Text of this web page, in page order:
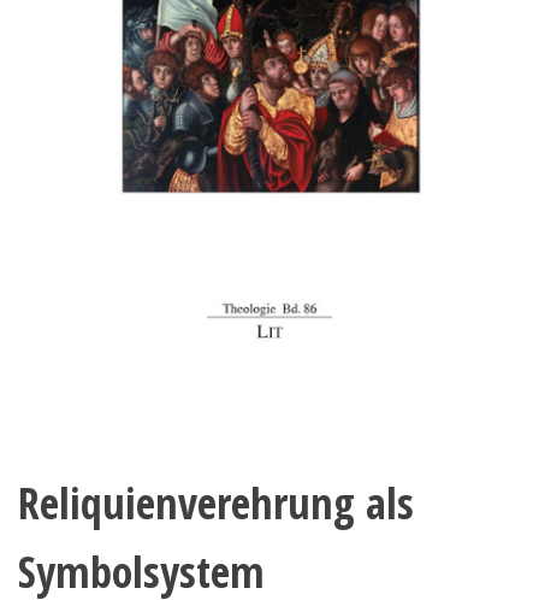
Reliquienverehrung als
Symbolsystem